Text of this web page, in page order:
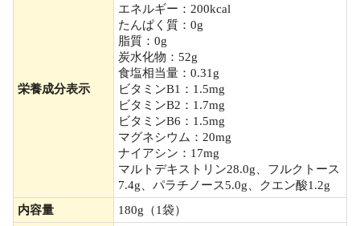
栄養成分表示
エネルギー：200kcal
たんぱく質：0g
脂質：0g
炭水化物：52g
食塩相当量：0.31g
ビタミンB1：1.5mg
ビタミンB2：1.7mg
ビタミンB6：1.5mg
マグネシウム：20mg
ナイアシン：17mg
マルトデキストリン28.0g、フルクトース
7.4g、パラチノース5.0g、クエン酸1.2g
内容量
180g（1袋）